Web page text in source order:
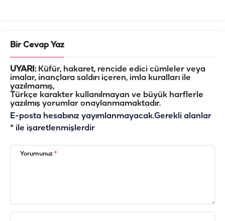
Bir Cevap Yaz
UYARI:Küfür, hakaret, rencide edici cümleler veya
imalar, inançlara saldırı içeren, imla kuralları ile
yazılmamış,
Türkçe karakter kullanılmayan ve büyük harflerle
yazılmış yorumlar onaylanmamaktadır.
E-posta hesabınız yayımlanmayacak.Gerekli alanlar
* ile işaretlenmişlerdir
Yorumunuz *